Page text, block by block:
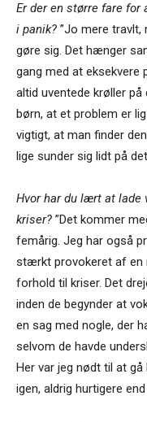
Er der en større fare for
i panik? ”Jo mere travlt,
gøre sig. Det hænger
gang med at eksekvere
altid uventede krøller
børn, at et problem er
vigtigt, at man finder
lige sunder sig lidt på
Hvor har du lært at lade
kriser? ”Det kommer
femårig. Jeg har også
stærkt provokeret af en
forhold til kriser. Det
inden de begynder at
en sag med nogle, der
selvom de havde
Her var jeg nødt til at
igen, aldrig hurtigere